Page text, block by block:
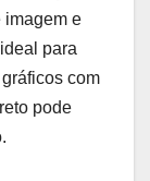
imagem e
para
com
pode